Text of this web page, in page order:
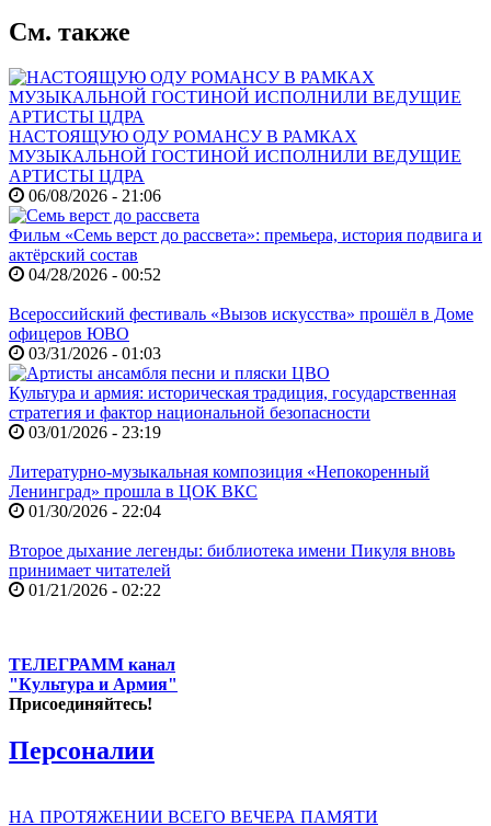
См. также
НАСТОЯЩУЮ ОДУ РОМАНСУ В РАМКАХ
МУЗЫКАЛЬНОЙ ГОСТИНОЙ ИСПОЛНИЛИ ВЕДУЩИЕ
АРТИСТЫ ЦДРА
06/08/2026 - 21:06
Фильм «Семь верст до рассвета»: премьера, история подвига и
актёрский состав
04/28/2026 - 00:52
Всероссийский фестиваль «Вызов искусства» прошёл в Доме
офицеров ЮВО
03/31/2026 - 01:03
Культура и армия: историческая традиция, государственная
стратегия и фактор национальной безопасности
03/01/2026 - 23:19
Литературно-музыкальная композиция «Непокоренный
Ленинград» прошла в ЦОК ВКС
01/30/2026 - 22:04
Второе дыхание легенды: библиотека имени Пикуля вновь
принимает читателей
01/21/2026 - 02:22
ТЕЛЕГРАММ канал
"Культура и Армия"
Присоединяйтесь!
Персоналии
НА ПРОТЯЖЕНИИ ВСЕГО ВЕЧЕРА ПАМЯТИ